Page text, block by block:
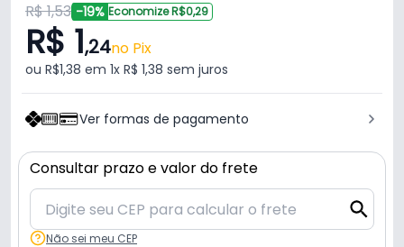
R$ 1,53 -19% Economize R$0,29
R$ 1,24no Pix
ou R$1,38 em 1x R$ 1,38 sem juros
Ver formas de pagamento
Consultar prazo e valor do frete
Não sei meu CEP